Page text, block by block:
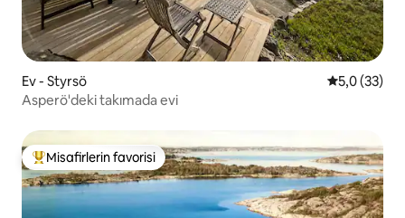
Ev - Styrsö 5 üzerinden
5,0 (33)
Asperö'deki takımada evi
Misafirlerin favorilerinden en beğenilenler arasında
Misafirlerin favorisi